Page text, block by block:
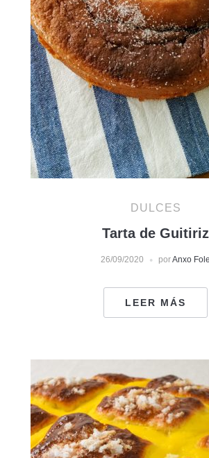
DULCES
Tarta de Guitiriz
26/09/2020 porAnxo Fole
LEER MÁS